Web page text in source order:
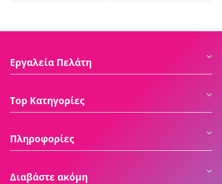
Εργαλεία Πελάτη
Top Κατηγορίες
Πληροφορίες
Διαβάστε ακόμη